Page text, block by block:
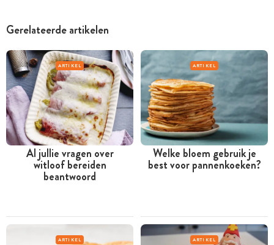
Gerelateerde artikelen
ARTIKEL
Al jullie vragen over
witloof bereiden
beantwoord
ARTIKEL
Welke bloem gebruik je
best voor pannenkoeken?
ARTIKEL ARTIKEL